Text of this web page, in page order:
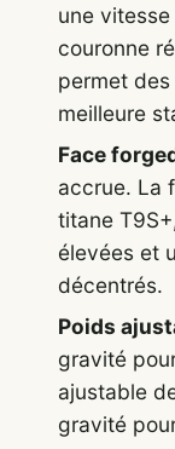
une
couronne
permet
meilleure
Face
accrue. La
titane
élevées et
décentrés.
Poids
gravité
ajustable
gravité